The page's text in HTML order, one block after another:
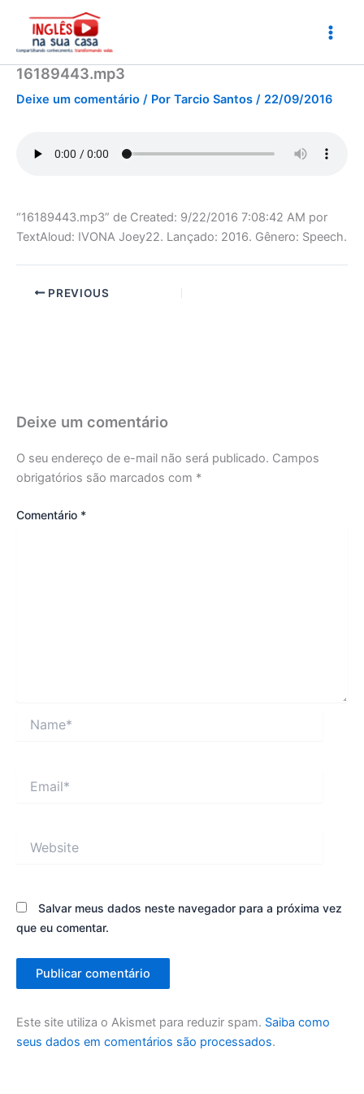
conteúdo
16189443.mp3
Deixe um comentário / Por Tarcio Santos / 22/09/2016
“16189443.mp3” de Created: 9/22/2016 7:08:42 AM por
TextAloud: IVONA Joey22. Lançado: 2016. Gênero: Speech.
PREVIOUS
Deixe um comentário
O seu endereço de e-mail não será publicado. Campos
obrigatórios são marcados com *
Comentário *
Salvar meus dados neste navegador para a próxima vez
que eu comentar.
Este site utiliza o Akismet para reduzir spam. Saiba como
seus dados em comentários são processados.